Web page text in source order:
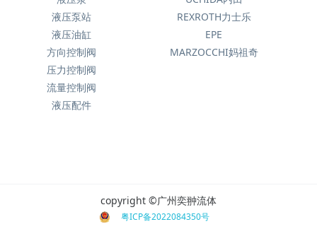
液压泵站
液压油缸
方向控制阀
压力控制阀
流量控制阀
液压配件
REXROTH力士乐
EPE
MARZOCCHI妈祖奇
copyright ©广州奕翀流体
粤ICP备2022084350号